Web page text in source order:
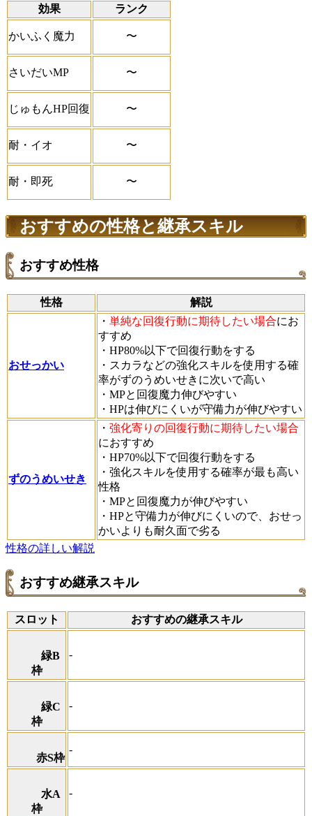
効果 ランク
かいふく魔力 〜
さいだいMP 〜
じゅもんHP回復 〜
耐・イオ 〜
耐・即死 〜
おすすめの性格と継承スキル
おすすめ性格
性格 解説
おせっかい
・ 単純な回復行動に期待したい場合にお
すすめ
・HP80%以下で回復行動をする
・スカラなどの強化スキルを使用する確
率がずのうめいせきに次いで高い
・MPと回復魔力伸びやすい
・HPは伸びにくいが守備力が伸びやすい
ずのうめいせき
・ 強化寄りの回復行動に期待したい場合
におすすめ
・HP70%以下で回復行動をする
・強化スキルを使用する確率が最も高い
性格
・MPと回復魔力が伸びやすい
・HPと守備力が伸びにくいので、おせっ
かいよりも耐久面で劣る
性格の詳しい解説
おすすめ継承スキル
スロット おすすめの継承スキル
緑B
枠
-
緑C
枠
-
赤S枠
-
水A
枠
-